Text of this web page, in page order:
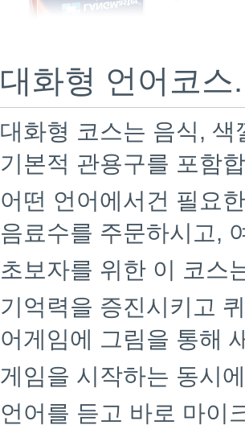
대화형 언어코
대화형 코스는 음식,
기본적 관용구를 포함
어떤 언어에서건 필요
음료수를 주문하시고,
초보자를 위한 이 코스
기억력을 증진시키고
어게임에 그림을 통해
게임을 시작하는 동시
언어를 듣고 바로 마이